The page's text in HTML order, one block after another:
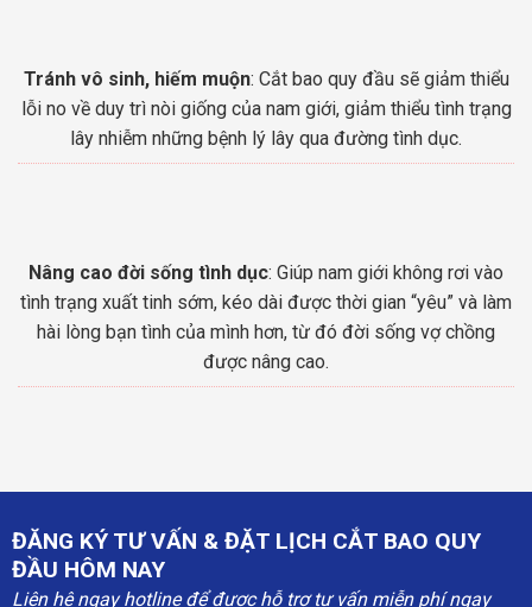
Tránh vô sinh, hiếm muộn: Cắt bao quy đầu sẽ giảm thiểu
lỗi no về duy trì nòi giống của nam giới, giảm thiểu tình trạng
lây nhiễm những bệnh lý lây qua đường tình dục.
Nâng cao đời sống tình dục: Giúp nam giới không rơi vào
tình trạng xuất tinh sớm, kéo dài được thời gian “yêu” và làm
hài lòng bạn tình của mình hơn, từ đó đời sống vợ chồng
được nâng cao.
ĐĂNG KÝ TƯ VẤN & ĐẶT LỊCH CẮT BAO QUY
ĐẦU HÔM NAY
Liên hệ ngay hotline để được hỗ trợ tư vấn miễn phí ngay